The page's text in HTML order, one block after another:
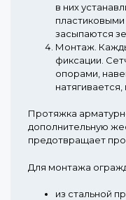
в них
засыпаются
Монтаж.
фиксации.
опорами,
Протяжка
дополнительную
предотвращает
Для монтажа
из стальной